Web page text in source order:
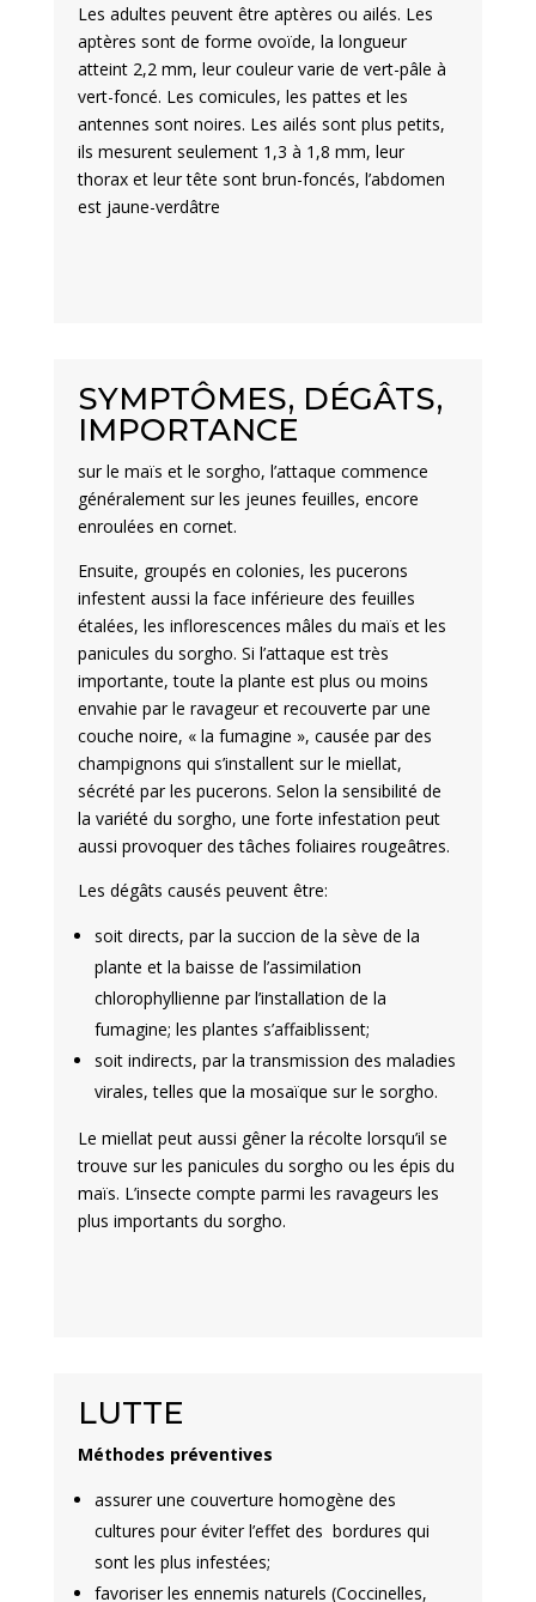
Les adultes peuvent être aptères ou ailés. Les
aptères sont de forme ovoïde, la longueur
atteint 2,2 mm, leur couleur varie de vert-pâle à
vert-foncé. Les comicules, les pattes et les
antennes sont noires. Les ailés sont plus petits,
ils mesurent seulement 1,3 à 1,8 mm, leur
thorax et leur tête sont brun-foncés, l’abdomen
est jaune-verdâtre
SYMPTÔMES, DÉGÂTS,
IMPORTANCE
sur le maïs et le sorgho, l’attaque commence
généralement sur les jeunes feuilles, encore
enroulées en cornet.
Ensuite, groupés en colonies, les pucerons
infestent aussi la face inférieure des feuilles
étalées, les inflorescences mâles du maïs et les
panicules du sorgho. Si l’attaque est très
importante, toute la plante est plus ou moins
envahie par le ravageur et recouverte par une
couche noire, « la fumagine », causée par des
champignons qui s’installent sur le miellat,
sécrété par les pucerons. Selon la sensibilité de
la variété du sorgho, une forte infestation peut
aussi provoquer des tâches foliaires rougeâtres.
Les dégâts causés peuvent être:
soit directs, par la succion de la sève de la
plante et la baisse de l’assimilation
chlorophyllienne par l’installation de la
fumagine; les plantes s’affaiblissent;
soit indirects, par la transmission des maladies
virales, telles que la mosaïque sur le sorgho.
Le miellat peut aussi gêner la récolte lorsqu’il se
trouve sur les panicules du sorgho ou les épis du
maïs. L’insecte compte parmi les ravageurs les
plus importants du sorgho.
LUTTE
Méthodes préventives
assurer une couverture homogène des
cultures pour éviter l’effet des bordures qui
sont les plus infestées;
favoriser les ennemis naturels (Coccinelles,